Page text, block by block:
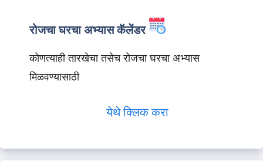
रोजचा घरचा अभ्यास कॅलेंडर
कोणत्याही तारखेचा तसेच रोजचा घरचा अभ्यास
मिळवण्यासाठी
येथे क्लिक करा